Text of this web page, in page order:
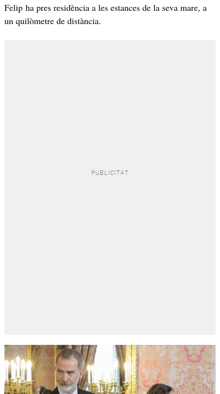
Felip ha pres residència a les estances de la seva mare, a
un quilòmetre de distància.